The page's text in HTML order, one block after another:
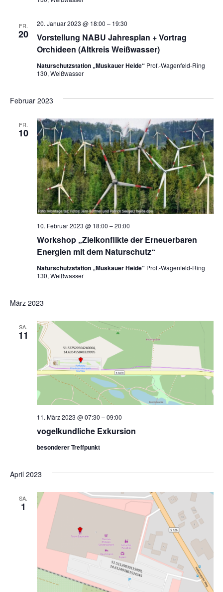
FR.
20
Vorstellung NABU Jahresplan + Vortrag
Orchideen (Altkreis Weißwasser)
20. Januar 2023 @ 18:00 – 19:30
Naturschutzstation „Muskauer Heide“ Prof.-Wagenfeld-Ring
130, Weißwasser
Februar 2023
FR.
10
Workshop „Zielkonflikte der Erneuerbaren
Energien mit dem Naturschutz“
10. Februar 2023 @ 18:00 –20:00
Naturschutzstation „Muskauer Heide“ Prof.-Wagenfeld-Ring
130, Weißwasser
März 2023
SA.
11
vogelkundliche Exkursion
11. März 2023 @ 07:30 –09:00
besonderer Treffpunkt
April 2023
SA.
1